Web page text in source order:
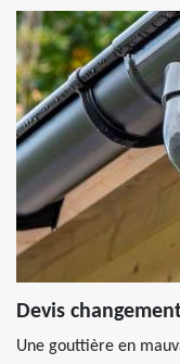
Devis
Une gouttière en